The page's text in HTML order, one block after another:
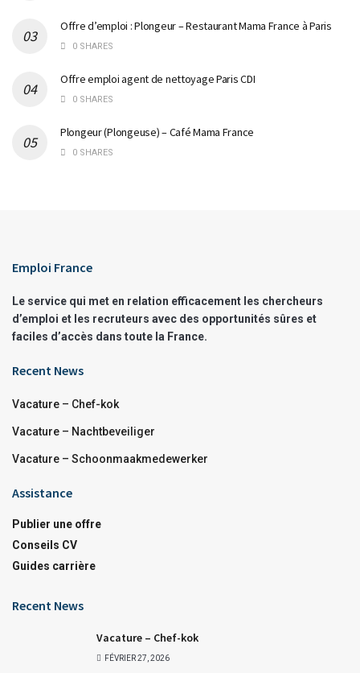
Offre d’emploi : Plongeur – Restaurant Mama France à Paris
0 SHARES
Offre emploi agent de nettoyage Paris CDI
0 SHARES
Plongeur (Plongeuse) – Café Mama France
0 SHARES
Emploi France
Le service qui met en relation efficacement les chercheurs
d’emploi et les recruteurs avec des opportunités sûres et
faciles d’accès dans toute la France.
Recent News
Vacature – Chef-kok
Vacature – Nachtbeveiliger
Vacature – Schoonmaakmedewerker
Assistance
Publier une offre
Conseils CV
Guides carrière
Recent News
Vacature – Chef-kok
FÉVRIER 27, 2026